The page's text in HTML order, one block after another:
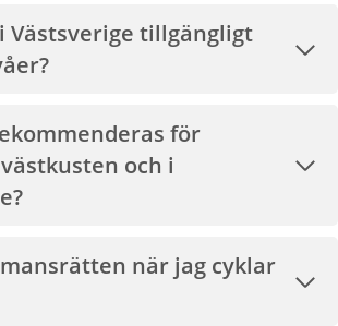
Västsverige tillgängligt
för
och i
när jag cyklar